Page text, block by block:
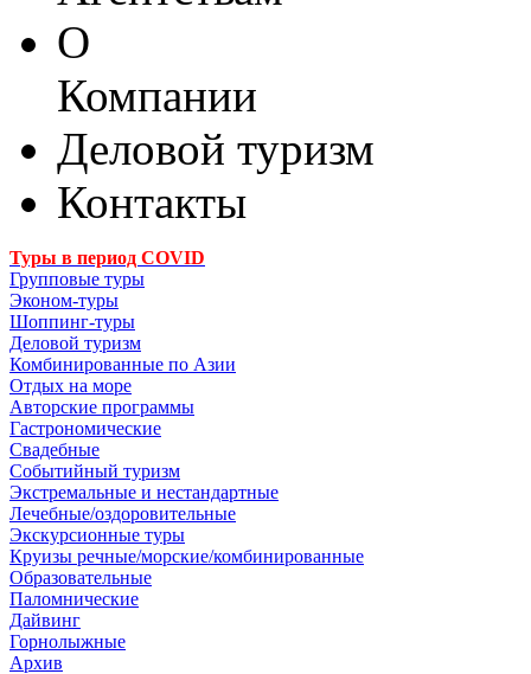
О
Компании
Деловой туризм
Контакты
Туры в период COVID
Групповые туры
Эконом-туры
Шоппинг-туры
Деловой туризм
Комбинированные по Азии
Отдых на море
Авторские программы
Гастрономические
Свадебные
Событийный туризм
Экстремальные и нестандартные
Лечебные/оздоровительные
Экскурсионные туры
Круизы речные/морские/комбинированные
Образовательные
Паломнические
Дайвинг
Горнолыжные
Архив